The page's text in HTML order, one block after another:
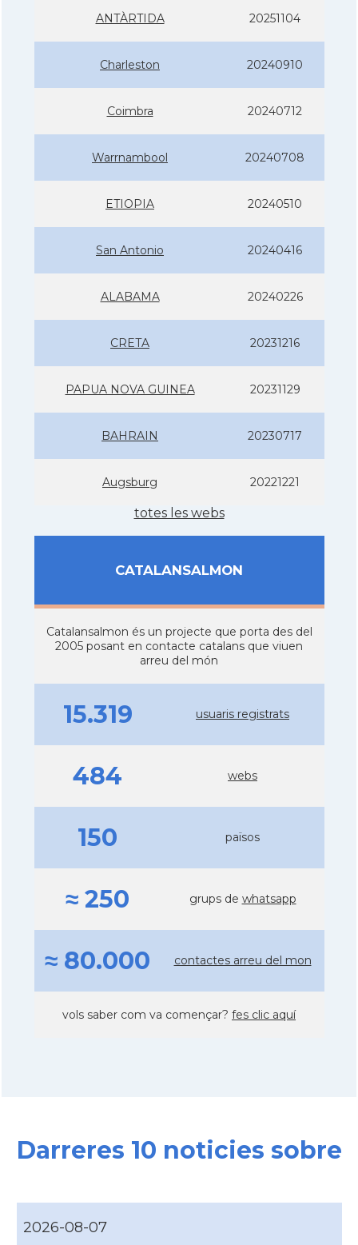
ANTÀRTIDA 20251104
Charleston 20240910
Coimbra 20240712
Warrnambool 20240708
ETIOPIA 20240510
San Antonio 20240416
ALABAMA 20240226
CRETA 20231216
PAPUA NOVA GUINEA 20231129
BAHRAIN 20230717
Augsburg 20221221
totes les webs
CATALANSALMON
Catalansalmon és un projecte que porta des del
2005 posant en contacte catalans que viuen
arreu del món
15.319 usuaris registrats
484 webs
150 països
≈ 250 grups de whatsapp
≈ 80.000 contactes arreu del mon
vols saber com va començar? fes clic aquí
Darreres 10 noticies sobre
2026-08-07